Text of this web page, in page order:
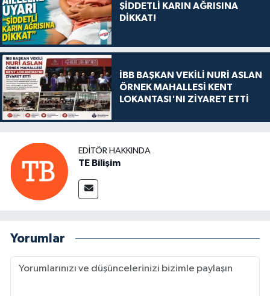
ŞİDDETLİ KARIN AĞRISINA
DİKKAT!
İBB BAŞKAN VEKİLİ NURİ ASLAN
ÖRNEK MAHALLESİ KENT
LOKANTASI'NI ZİYARET ETTİ
EDITÖR HAKKINDA
TE Bilişim
Yorumlar